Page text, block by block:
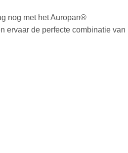
nog met het Auropan®
ervaar de perfecte combinatie van